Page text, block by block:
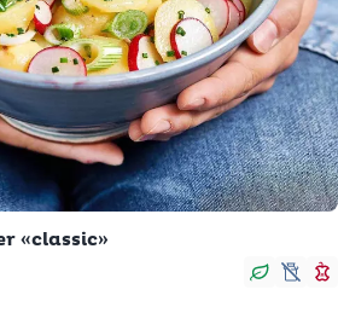
«classic»
Végan